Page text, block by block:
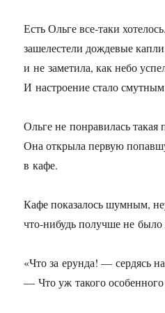
Есть Ольге все-таки
зашелестели дождевые
и не заметила, как небо
И настроение стало
Ольге не понравилась
Она открыла первую
в кафе.
Кафе показалось шумным,
что-нибудь получше не
«Что за ерунда! — сердясь
— Что уж такого